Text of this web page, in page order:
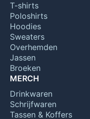
T-shirts
Poloshirts
Hoodies
Sweaters
Overhemden
Jassen
Broeken
MERCH
Drinkwaren
Schrijfwaren
Tassen & Koffers